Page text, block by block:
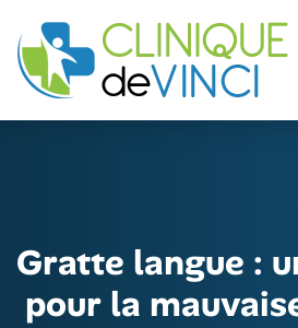
Gratte langue :
pour la